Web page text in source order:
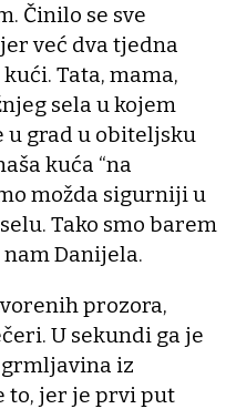
Činilo se sve
već dva tjedna
Tata, mama,
sela u kojem
u grad u obiteljsku
kuća “na
možda sigurniji u
Tako smo barem
Danijela.
prozora,
U sekundi ga je
iz
to, jer je prvi put